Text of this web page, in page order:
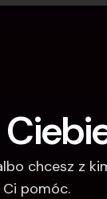
chcesz z
pomóc.